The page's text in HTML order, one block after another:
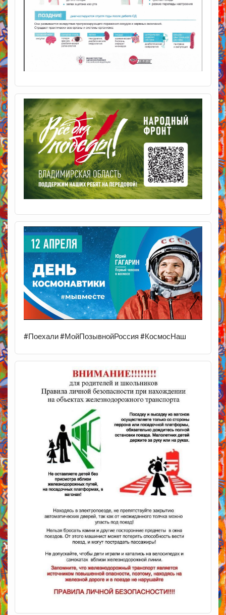
#Поехали #МойПозывнойРоссия #КосмосНаш